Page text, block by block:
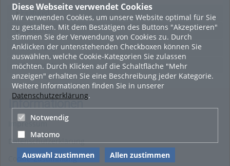
Diese Webseite verwendet Cookies
Wir verwenden Cookies, um unsere Website optimal für Sie
zu gestalten. Mit dem Bestätigen des Buttons "Akzeptieren"
stimmen Sie der Verwendung von Cookies zu. Durch
Anklicken der untenstehenden Checkboxen können Sie
auswählen, welche Cookie-Kategorien Sie zulassen
möchten. Durch Klicken auf die Schaltfläche "Mehr
anzeigen" erhalten Sie eine Beschreibung jeder Kategorie.
Weitere Informationen finden Sie in unserer
Datenschutzerklärung.
Notwendig
Matomo
Auswahl zustimmen Allen zustimmen
Beliebtheit
Bewertung
Kommentare
Informationen
Impressum
Datenschutzerklärung
Cookie-Zustimmung